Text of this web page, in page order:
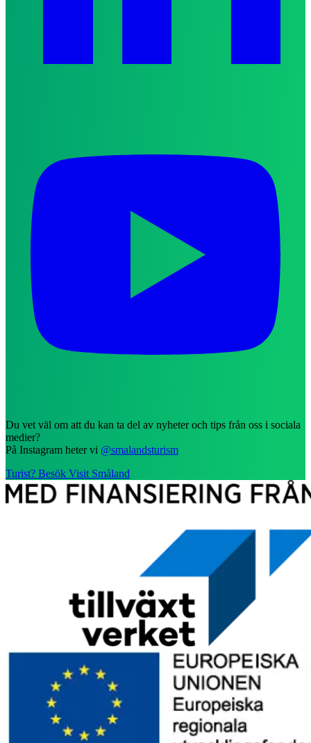
Du vet väl om att du kan ta del av nyheter och tips från oss i sociala
medier?
På Instagram heter vi @smalandsturism
Turist? Besök Visit Småland